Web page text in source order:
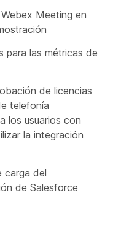
Meeting en
para las métricas de
de licencias
telefonía
los usuarios con
la integración
carga del
de Salesforce